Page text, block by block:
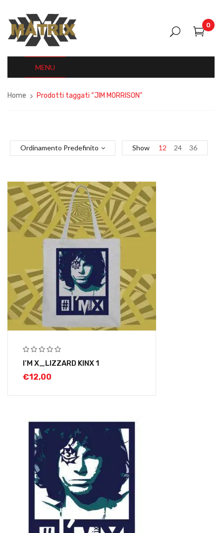
0
MENU
Home Prodotti taggati “JIM MORRISON”
Ordinamento Predefinito Show 12 24 36
I’M X_LIZZARD KINX 1
€12,00